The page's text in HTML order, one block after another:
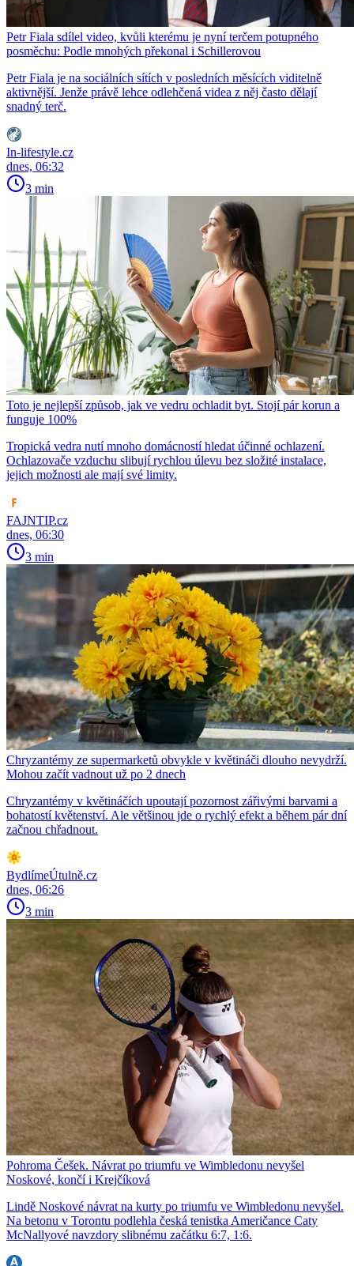
Petr Fiala sdílel video, kvůli kterému je nyní terčem potupného
posměchu: Podle mnohých překonal i Schillerovou
Petr Fiala je na sociálních sítích v posledních měsících viditelně
aktivnější. Jenže právě lehce odlehčená videa z něj často dělají
snadný terč.
In-lifestyle.cz
dnes, 06:32
3 min
Toto je nejlepší způsob, jak ve vedru ochladit byt. Stojí pár korun a
funguje 100%
Tropická vedra nutí mnoho domácností hledat účinné ochlazení.
Ochlazovače vzduchu slibují rychlou úlevu bez složité instalace,
jejich možnosti ale mají své limity.
FAJNTIP.cz
dnes, 06:30
3 min
Chryzantémy ze supermarketů obvykle v květináči dlouho nevydrží.
Mohou začít vadnout už po 2 dnech
Chryzantémy v květináčích upoutají pozornost zářivými barvami a
bohatostí květenství. Ale většinou jde o rychlý efekt a během pár dní
začnou chřadnout.
BydlímeÚtulně.cz
dnes, 06:26
3 min
Pohroma Češek. Návrat po triumfu ve Wimbledonu nevyšel
Noskové, končí i Krejčíková
Lindě Noskové návrat na kurty po triumfu ve Wimbledonu nevyšel.
Na betonu v Torontu podlehla česká tenistka Američance Caty
McNallyové navzdory slibnému začátku 6:7, 1:6.